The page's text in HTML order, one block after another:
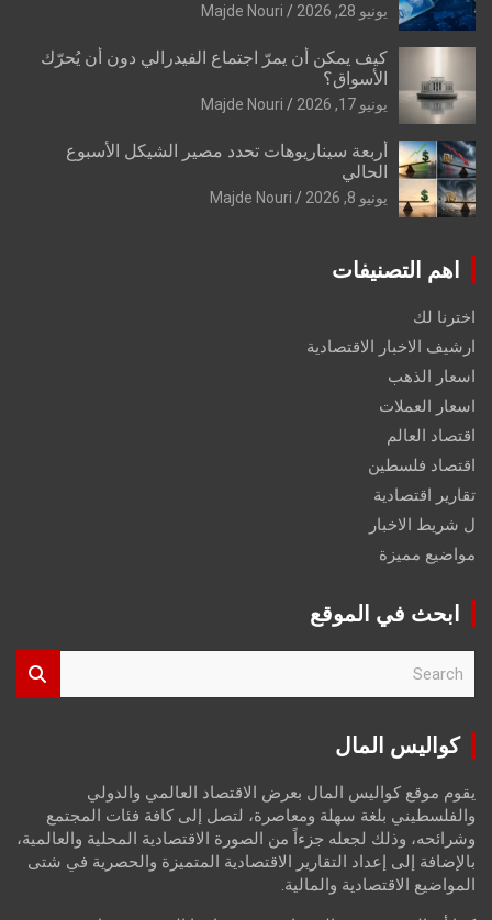
يونيو 28, 2026 Majde Nouri
كيف يمكن أن يمرّ اجتماع الفيدرالي دون أن يُحرّك
الأسواق؟
يونيو 17, 2026 Majde Nouri
أربعة سيناريوهات تحدد مصير الشيكل الأسبوع
الحالي
يونيو 8, 2026 Majde Nouri
اهم التصنيفات
اخترنا لك
ارشيف الاخبار الاقتصادية
اسعار الذهب
اسعار العملات
اقتصاد العالم
اقتصاد فلسطين
تقارير اقتصادية
ل شريط الاخبار
مواضيع مميزة
ابحث في الموقع
r
كواليس المال
يقوم موقع كواليس المال بعرض الاقتصاد العالمي والدولي
والفلسطيني بلغة سهلة ومعاصرة، لتصل إلى كافة فئات المجتمع
وشرائحه، وذلك لجعله جزءاً من الصورة الاقتصادية المحلية والعالمية،
بالإضافة إلى إعداد التقارير الاقتصادية المتميزة والحصرية في شتى
المواضيع الاقتصادية والمالية.